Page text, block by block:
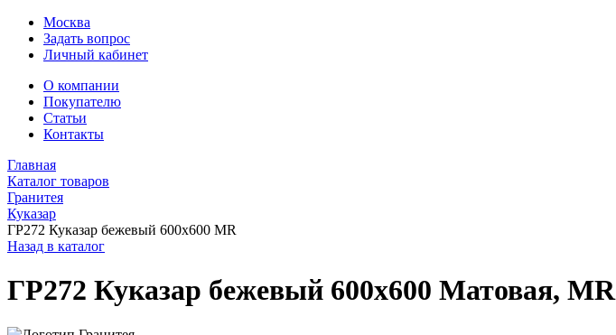
Москва
Задать вопрос
Личный кабинет
О компании
Покупателю
Статьи
Контакты
Главная
Каталог товаров
Гранитея
Куказар
ГР272 Куказар бежевый 600x600 MR
Назад в каталог
ГР272 Куказар бежевый 600x600 Матовая, MR